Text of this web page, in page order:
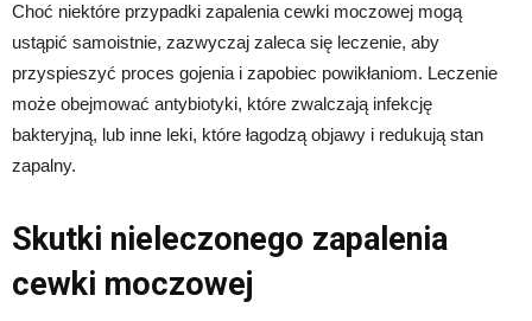
Choć niektóre przypadki zapalenia cewki moczowej mogą
ustąpić samoistnie, zazwyczaj zaleca się leczenie, aby
przyspieszyć proces gojenia i zapobiec powikłaniom. Leczenie
może obejmować antybiotyki, które zwalczają infekcję
bakteryjną, lub inne leki, które łagodzą objawy i redukują stan
zapalny.
Skutki nieleczonego zapalenia
cewki moczowej